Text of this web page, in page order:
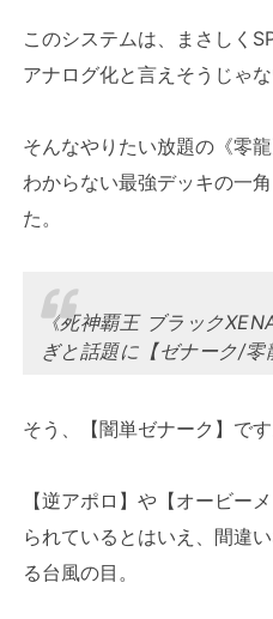
このシステムは、まさしく
アナログ化と言えそうじゃ
そんなやりたい放題の《零
わからない最強デッキの一
た。
《死神覇王 ブラック
ぎと話題に【ゼナーク/零
そう、【闇単ゼナーク】です
【逆アポロ】や【オービー
られているとはいえ、間違
る台風の目。